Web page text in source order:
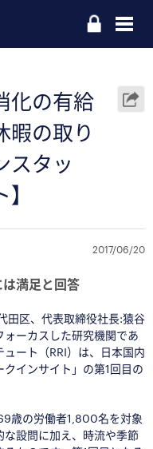
化の有給
暇の取り
スタッ
2017/06/20
満足と回答
田区、代表取締役社長:猿谷
ーカスした研究機関であ
ート（RRI）は、日本国内
インサイト」の第1回目の
歳の労働者1,800名を対象
設問に加え、時流や季節